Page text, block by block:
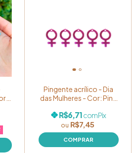
Pingente acrílico - Dia
das Mulheres - Cor: Pink
com 05 unidades
R$7,45
R$6,71comPix